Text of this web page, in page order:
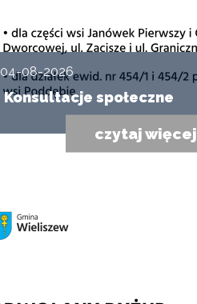
04-08-2026
Konsultacje społeczne
czytaj więcej